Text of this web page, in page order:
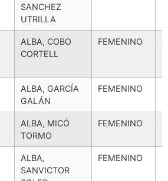
SANCHEZ
UTRILLA
ALBA, COBO
CORTELL
FEMENINO
ALBA, GARCÍA
GALÁN
FEMENINO
ALBA, MICÓ
TORMO
FEMENINO
ALBA,
SANVICTOR
FEMENINO